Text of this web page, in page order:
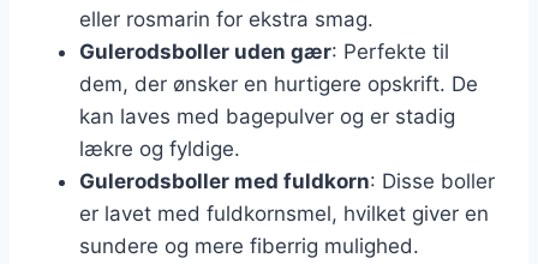
eller rosmarin for ekstra smag.
Gulerodsboller uden gær: Perfekte til
dem, der ønsker en hurtigere opskrift. De
kan laves med bagepulver og er stadig
lækre og fyldige.
Gulerodsboller med fuldkorn: Disse boller
er lavet med fuldkornsmel, hvilket giver en
sundere og mere fiberrig mulighed.